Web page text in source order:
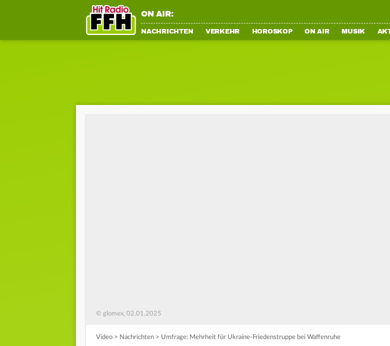
ON AIR:
NACHRICHTEN VERKEHR HOROSKOP ON AIR MUSIK
© glomex, 02.01.2025
Video > Nachrichten > Umfrage: Mehrheit für Ukraine-Friedenstruppe bei Waffenruhe